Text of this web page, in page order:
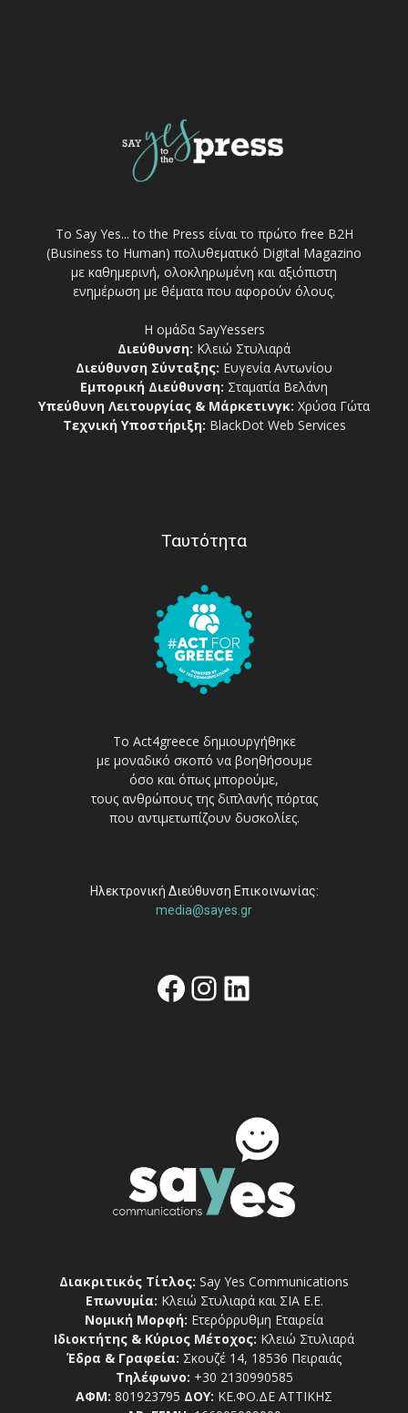
Το Say Yes... to the Press είναι το πρώτο free Β2Η
(Business to Human) πολυθεματικό Digital Magazino
με καθημερινή, ολοκληρωμένη και αξιόπιστη
ενημέρωση με θέματα που αφορούν όλους.
Η ομάδα SayYessers
Διεύθυνση: Κλειώ Στυλιαρά
Διεύθυνση Σύνταξης: Ευγενία Αντωνίου
Εμπορική Διεύθυνση: Σταματία Βελάνη
Υπεύθυνη Λειτουργίας & Μάρκετινγκ: Χρύσα Γώτα
Τεχνική Υποστήριξη: BlackDot Web Services
Ταυτότητα
Το Act4greece δημιουργήθηκε
με μοναδικό σκοπό να βοηθήσουμε
όσο και όπως μπορούμε,
τους ανθρώπους της διπλανής πόρτας
που αντιμετωπίζουν δυσκολίες.
Ηλεκτρονική Διεύθυνση Επικοινωνίας:
media@sayes.gr
Facebook
Instagram
Linkedin
Διακριτικός Τίτλος: Say Yes Communications
Επωνυμία: Κλειώ Στυλιαρά και ΣΙΑ Ε.Ε.
Νομική Μορφή: Ετερόρρυθμη Εταιρεία
Ιδιοκτήτης & Κύριος Μέτοχος: Κλειώ Στυλιαρά
Έδρα & Γραφεία: Σκουζέ 14, 18536 Πειραιάς
Τηλέφωνο: +30 2130990585
ΑΦΜ: 801923795 ΔΟΥ: ΚΕ.ΦΟ.ΔΕ ΑΤΤΙΚΗΣ